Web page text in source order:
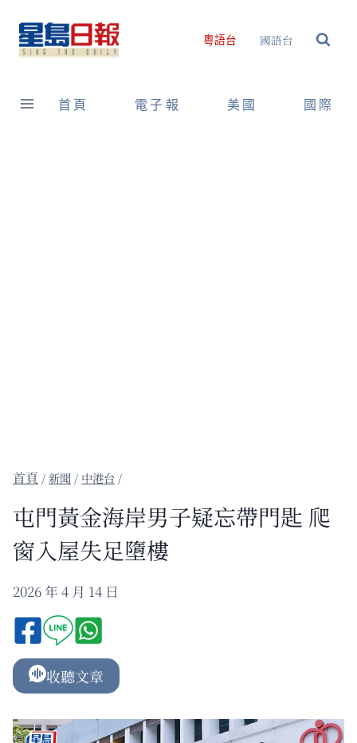
content
粵語台 國語台
首頁 電子報 美國 國際
/新聞 / 中港台 /
屯門黃金海岸男子疑忘帶門匙 爬
窗入屋失足墮樓
2026 年 4 月 14 日
收聽文章